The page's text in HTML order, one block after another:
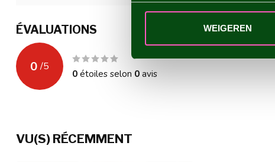
WEIGEREN
ÉVALUATIONS
0 /5
0étoiles selon 0avis
VU(S) RÉCEMMENT